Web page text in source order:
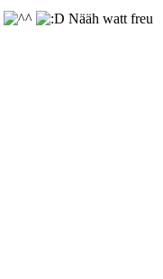
Nääh watt freu